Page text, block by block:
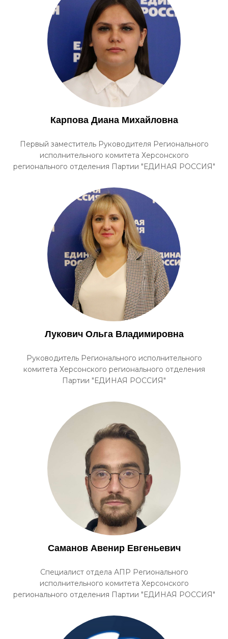
Карпова Диана Михайловна
Первый заместитель Руководителя Регионального
исполнительного комитета Херсонского
регионального отделения Партии "ЕДИНАЯ РОССИЯ"
Лукович Ольга Владимировна
Руководитель Регионального исполнительного
комитета Херсонского регионального отделения
Партии "ЕДИНАЯ РОССИЯ"
Саманов Авенир Евгеньевич
Специалист отдела АПР Регионального
исполнительного комитета Херсонского
регионального отделения Партии "ЕДИНАЯ РОССИЯ"